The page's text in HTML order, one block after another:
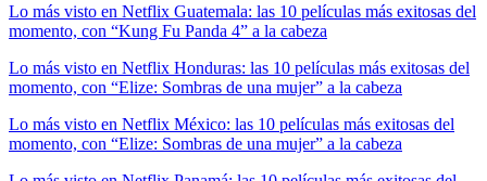
Lo más visto en Netflix Guatemala: las 10 películas más exitosas del
momento, con “Kung Fu Panda 4” a la cabeza
Lo más visto en Netflix Honduras: las 10 películas más exitosas del
momento, con “Elize: Sombras de una mujer” a la cabeza
Lo más visto en Netflix México: las 10 películas más exitosas del
momento, con “Elize: Sombras de una mujer” a la cabeza